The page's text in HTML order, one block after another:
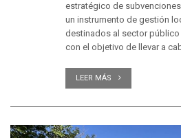
estratégico de
un instrumento de gestión
destinados al sector
con el objetivo de llevar a
LEER MÁS